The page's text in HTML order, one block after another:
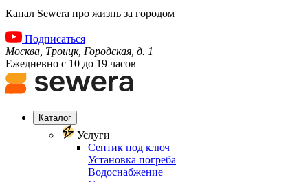
Канал Sewera про жизнь за городом
Подписаться
Москва, Троицк, Городская, д. 1
Ежедневно с 10 до 19 часов
Каталог
Услуги
Септик под ключ
Установка погреба
Водоснабжение